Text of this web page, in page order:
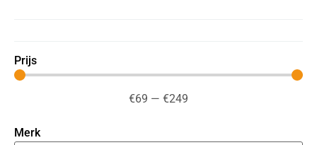
Prijs
€69 — €249
Merk